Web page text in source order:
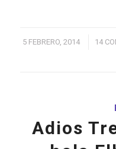
5 FEBRERO, 2014
/ 14
Adios